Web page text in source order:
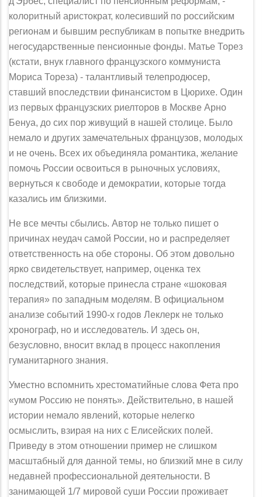
колоритный аристо­крат, колесивший по российским
регионам и бывшим республикам в попытке внедрить
негосударственные пенсионные фонды. Матье Торез
(кстати, внук главного французского коммуниста
Мориса Тореза) - талантливый телепро­дюсер,
ставший впоследствии финансистом в Цюрихе. Один
из первых фран­цузских риелторов в Москве Арно
Бенуа, до сих пор живущий в нашей сто­лице. Было
немало и других замечательных французов, молодых
и не очень. Всех их объединяла романтика, желание
помочь России освоиться в рыноч­ных условиях,
вернуться к свободе и демократии, которые тогда
казались им близкими.
Не все мечты сбылись. Автор не только пишет о
причинах неудач самой России, но и распределяет
ответственность на обе стороны. Об этом довольно
ярко свидетельствует, например, оценка тех
последствий, которые прине­сла стране «шоковая
терапия» по западным моделям. В официальном
ана­лизе событий 1990-х годов Леклерк не только
хронограф, но и исследова­тель. И здесь он,
безусловно, вносит вклад в процесс накопления
гуманитар­ного знания.
Уместно вспомнить хрестоматийные слова Фета про
«умом Россию не понять». Действительно, в нашей
истории немало явлений, которые нелегко
осмыслить, взирая на них с Елисейских полей.
Приведу в этом отношении пример не слишком
масштабный для данной темы, но близкий мне в силу
недавней профессиональной деятельности. В
занимающей 1/7 мировой суши России проживает